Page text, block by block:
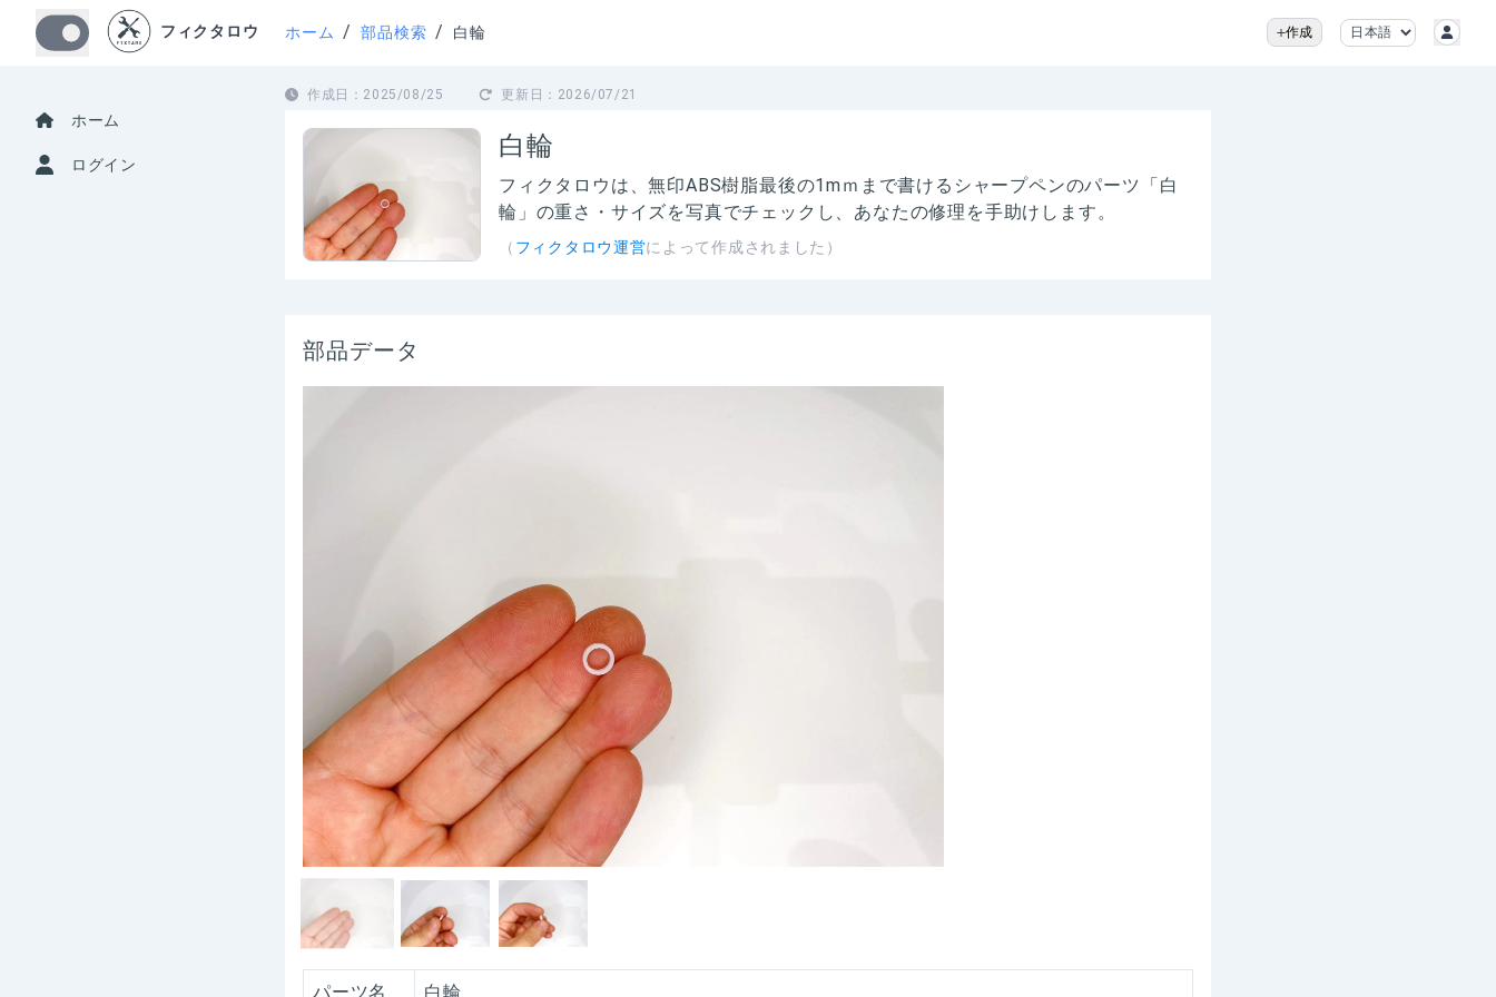
ホーム
ログイン
フィクタロウ ホーム / 部品検索 / 白輪 作成
作成日： 2025/08/25 更新日： 2026/07/21
白輪
フィクタロウは、無印ABS樹脂最後の1mｍまで書けるシャープペンのパーツ「白
輪」の重さ・サイズを写真でチェックし、あなたの修理を手助けします。
（ フィクタロウ運営によって作成されました）
部品データ
パーツ名 白輪